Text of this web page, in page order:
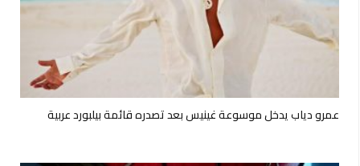
عمرو دياب يدخل موسوعة غينيس بعد تصدره قائمة بيلبورد عربية